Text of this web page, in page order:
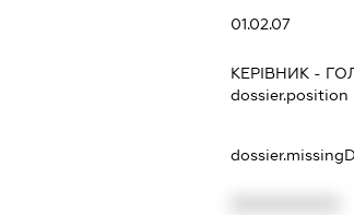
01.02.07
КЕРІВНИК -
dossier.position